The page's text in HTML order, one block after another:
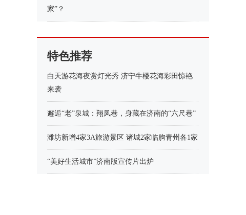
家”？
特色推荐
白天游花海夜赏灯光秀 济宁牛楼花海彩田惊艳
来袭
邂逅“老”泉城：翔凤巷，身藏在济南的“六尺巷”
潍坊新增4家3A旅游景区 诸城2家临朐青州各1家
“美好生活城市”济南版宣传片出炉